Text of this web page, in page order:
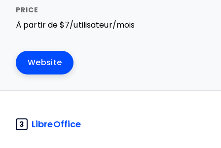
À partir de $7/utilisateur/mois
Website
3 LibreOffice